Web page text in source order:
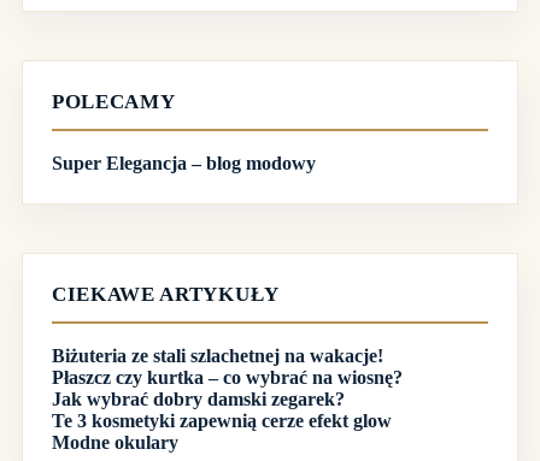
wyników
POLECAMY
Super Elegancja – blog modowy
CIEKAWE ARTYKUŁY
Biżuteria ze stali szlachetnej na wakacje!
Płaszcz czy kurtka – co wybrać na wiosnę?
Jak wybrać dobry damski zegarek?
Te 3 kosmetyki zapewnią cerze efekt glow
Modne okulary